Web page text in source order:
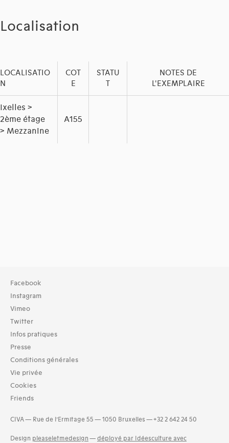
Localisation
LOCALISATIO
N
COT
E
STATU
T
NOTES DE
L'EXEMPLAIRE
Ixelles >
2ème étage
> Mezzanine
A155
Facebook
Instagram
Vimeo
Twitter
Infos pratiques
Presse
Conditions générales
Vie privée
Cookies
Friends
CIVA — Rue de l’Ermitage 55 — 1050 Bruxelles — +32 2 642 24 50
Design pleaseletmedesign — déployé par Idéesculture avec